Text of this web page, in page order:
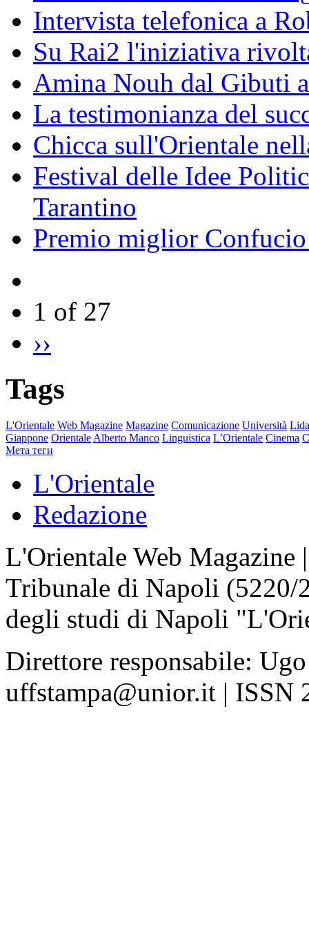
Intervista telefonica a
Su Rai2 l'iniziativa
Amina Nouh dal Gibuti
La testimonianza del
Chicca sull'Orientale
Festival delle Idee
Tarantino
Premio miglior
1 of 27
››
Tags
L'Orientale Web Magazine Magazine Comunicazione Università
Giappone Orientale Alberto Manco Linguistica L’Orientale Cinema
Мета теги
L'Orientale
Redazione
L'Orientale Web Magazine
Tribunale di Napoli
degli studi di Napoli
Direttore responsabile:
uffstampa@unior.it | ISSN